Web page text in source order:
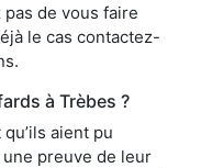
pas de vous faire
le cas contactez-
à Trèbes ?
aient pu
preuve de leur